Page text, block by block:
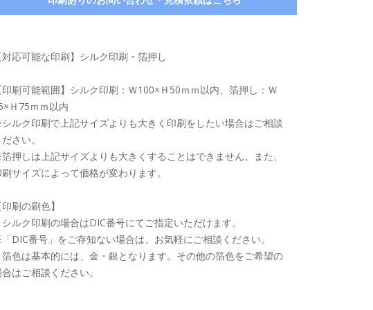
応可能な印刷】シルク印刷・箔押し
刷可能範囲】シルク印刷：Ｗ100×Ｈ50ｍｍ以内、箔押し：Ｗ
Ｈ75ｍｍ以内
ルク印刷で上記サイズよりも大きく印刷をしたい場合はご相談
さい。
押しは上記サイズよりも大きくすることはできません。また、
サイズによって価格が変わります。
刷の刷色】
ルク印刷の場合はDIC番号にてご指定いただけます。
DIC番号」をご存知ない場合は、お気軽にご相談ください。
色は基本的には、金・銀となります。その他の箔色をご希望の
はご相談ください。